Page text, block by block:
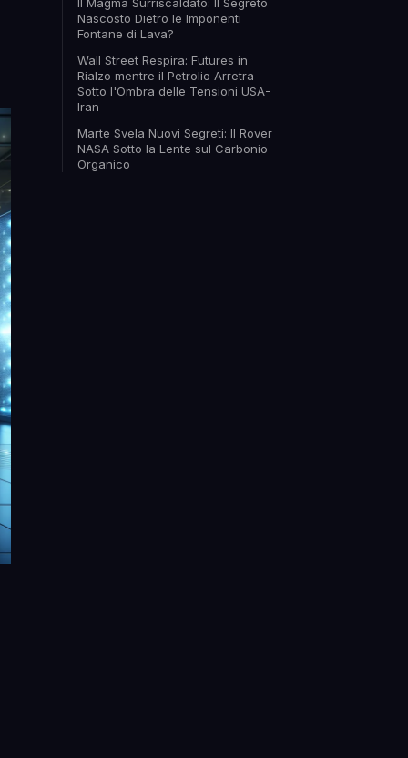
Nascosto Dietro le Imponenti
Fontane di Lava?
Wall Street Respira: Futures in
Rialzo mentre il Petrolio Arretra
Sotto l'Ombra delle Tensioni USA-
Iran
Marte Svela Nuovi Segreti: Il Rover
NASA Sotto la Lente sul Carbonio
Organico